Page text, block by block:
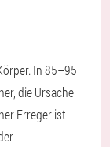
In 85–95
die Ursache
Erreger ist